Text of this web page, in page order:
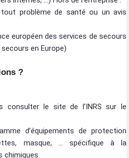
problème de santé ou un avis
européen des services de secours
en Europe)
?
consulter le site de l’INRS sur le
d’équipements de protection
masque, … spécifique à la
chimiques.